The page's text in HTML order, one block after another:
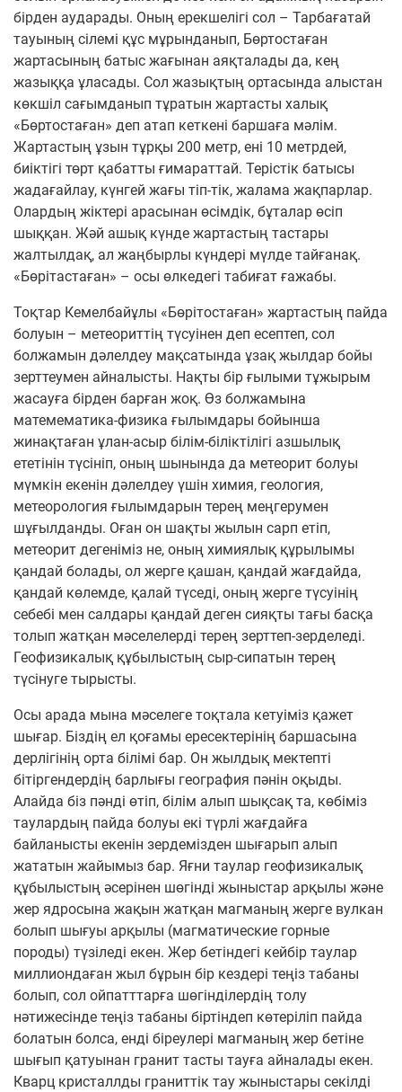
бірден аударады. Оның ерекшелігі сол – Тарбағатай
тауының сілемі құс мұрынданып, Бөртостаған
жартасының батыс жағынан аяқталады да, кең
жазыққа ұласады. Сол жазықтың ортасында алыстан
көкшіл сағымданып тұратын жартасты халық
«Бөртостаған» деп атап кеткені баршаға мәлім.
Жартастың ұзын тұрқы 200 метр, ені 10 метрдей,
биіктігі төрт қабатты ғимараттай. Терістік батысы
жадағайлау, күнгей жағы тіп-тік, жалама жақпарлар.
Олардың жіктері арасынан өсімдік, бұталар өсіп
шыққан. Жәй ашық күнде жартастың тастары
жалтылдақ, ал жаңбырлы күндері мүлде тайғанақ.
«Бөрітастаған» – осы өлкедегі табиғат ғажабы.
Тоқтар Кемелбайұлы «Бөрітостаған» жартастың пайда
болуын – метеориттің түсуінен деп есептеп, сол
болжамын дәлелдеу мақсатында ұзақ жылдар бойы
зерттеумен айналысты. Нақты бір ғылыми тұжырым
жасауға бірден барған жоқ. Өз болжамына
матемематика-физика ғылымдары бойынша
жинақтаған ұлан-асыр білім-біліктілігі азшылық
ететінін түсініп, оның шынында да метеорит болуы
мүмкін екенін дәлелдеу үшін химия, геология,
метеорология ғылымдарын терең меңгерумен
шұғылданды. Оған он шақты жылын сарп етіп,
метеорит дегеніміз не, оның химиялық құрылымы
қандай болады, ол жерге қашан, қандай жағдайда,
қандай көлемде, қалай түседі, оның жерге түсуінің
себебі мен салдары қандай деген сияқты тағы басқа
толып жатқан мәселелерді терең зерттеп-зерделеді.
Геофизикалық құбылыстың сыр-сипатын терең
түсінуге тырысты.
Осы арада мына мәселеге тоқтала кетуіміз қажет
шығар. Біздің ел қоғамы ересектерінің баршасына
дерлігінің орта білімі бар. Он жылдық мектепті
бітіргендердің барлығы география пәнін оқыды.
Алайда біз пәнді өтіп, білім алып шықсақ та, көбіміз
таулардың пайда болуы екі түрлі жағдайға
байланысты екенін зердемізден шығарып алып
жататын жайымыз бар. Яғни таулар геофизикалық
құбылыстың әсерінен шөгінді жыныстар арқылы және
жер ядросына жақын жатқан магманың жерге вулкан
болып шығуы арқылы (магматические горные
породы) түзіледі екен. Жер бетіндегі кейбір таулар
миллиондаған жыл бұрын бір кездері теңіз табаны
болып, сол ойпатттарға шөгінділердің толу
нәтижесінде теңіз табаны біртіндеп көтеріліп пайда
болатын болса, енді біреулері магманың жер бетіне
шығып қатуынан гранит тасты тауға айналады екен.
Кварц кристаллды граниттік тау жыныстары секілді